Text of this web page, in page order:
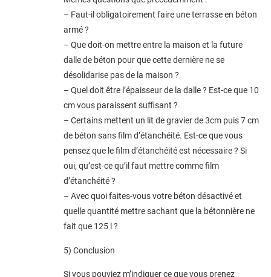
– Faut-il obligatoirement faire une terrasse en béton
armé ?
– Que doit-on mettre entre la maison et la future
dalle de béton pour que cette dernière ne se
désolidarise pas de la maison ?
– Quel doit être l’épaisseur de la dalle ? Est-ce que 10
cm vous paraissent suffisant ?
– Certains mettent un lit de gravier de 3cm puis 7 cm
de béton sans film d’étanchéité. Est-ce que vous
pensez que le film d’étanchéité est nécessaire ? Si
oui, qu’est-ce qu’il faut mettre comme film
d’étanchéité ?
– Avec quoi faites-vous votre béton désactivé et
quelle quantité mettre sachant que la bétonnière ne
fait que 125 l ?
5) Conclusion
Si vous pouviez m’indiquer ce que vous prenez